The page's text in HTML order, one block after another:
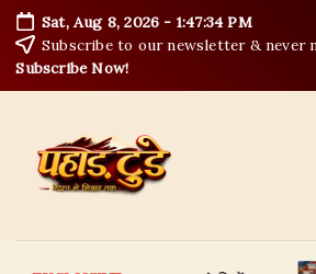
Skip
to
content
Sat, Aug 8, 2026 -1:47:35 PM
Subscribe to our newsletter & never
Subscribe Now!